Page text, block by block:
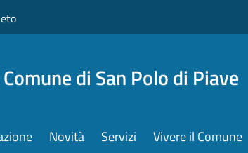
Comune di San Polo di Piave
Novità Servizi Vivere il Comune